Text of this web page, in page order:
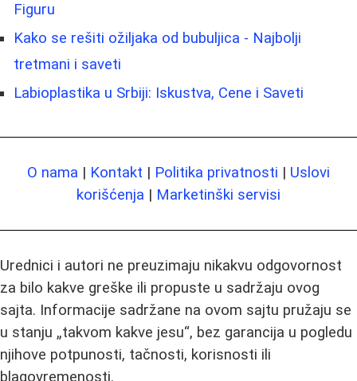
Figuru
Kako se rešiti ožiljaka od bubuljica - Najbolji
tretmani i saveti
Labioplastika u Srbiji: Iskustva, Cene i Saveti
O nama | Kontakt | Politika privatnosti | Uslovi
korišćenja | Marketinški servisi
Urednici i autori ne preuzimaju nikakvu odgovornost
za bilo kakve greške ili propuste u sadržaju ovog
sajta. Informacije sadržane na ovom sajtu pružaju se
u stanju „takvom kakve jesu“, bez garancija u pogledu
njihove potpunosti, tačnosti, korisnosti ili
blagovremenosti.